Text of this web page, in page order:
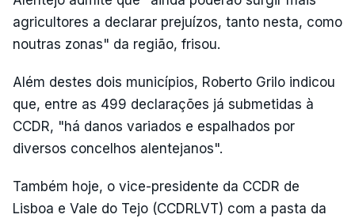
agricultores a declarar prejuízos, tanto nesta, como
noutras zonas" da região, frisou.
Além destes dois municípios, Roberto Grilo indicou
que, entre as 499 declarações já submetidas à
CCDR, "há danos variados e espalhados por
diversos concelhos alentejanos".
Também hoje, o vice-presidente da CCDR de
Lisboa e Vale do Tejo (CCDRLVT) com a pasta da